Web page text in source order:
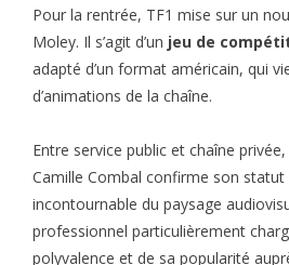
Pour la rentrée, TF1 mise sur un
Moley. Il s’agit d’un jeu de
adapté d’un format américain, qui
d’animations de la chaîne.
Entre service public et chaîne
Camille Combal confirme son statut
incontournable du paysage
professionnel particulièrement
polyvalence et de sa popularité